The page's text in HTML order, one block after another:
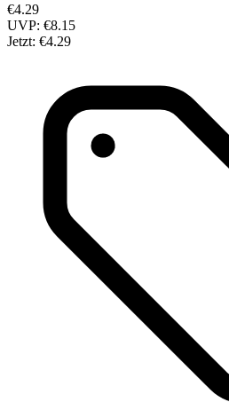
€4.29
UVP: €8.15
Jetzt: €4.29